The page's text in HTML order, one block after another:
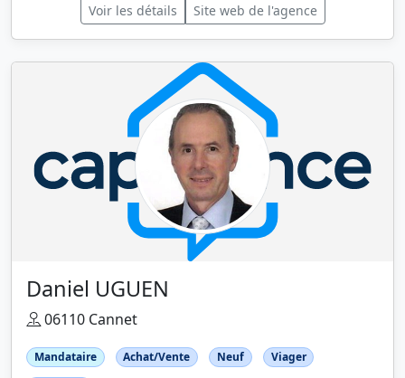
Voir les détails Site web de l'agence
Daniel UGUEN
06110 Cannet
Mandataire Achat/Vente Neuf
Viager